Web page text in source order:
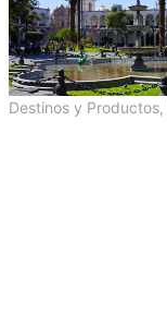
Destinos y Productos,